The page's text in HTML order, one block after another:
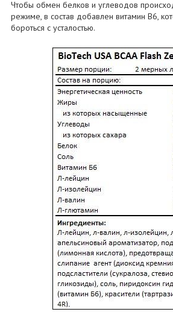
Чтобы обмен белков и углеводов
режиме, в состав добавлен витамин B6,
бороться с усталостью.